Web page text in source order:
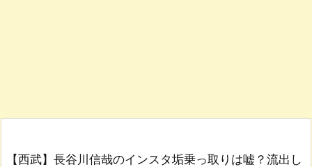
【西武】長谷川信哉のインスタ垢乗っ取りは嘘？流出し